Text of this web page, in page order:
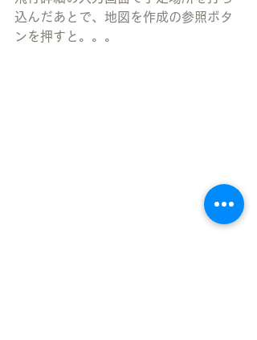
込んだあとで、地図を作成の参照ボタ
ンを押すと。。。